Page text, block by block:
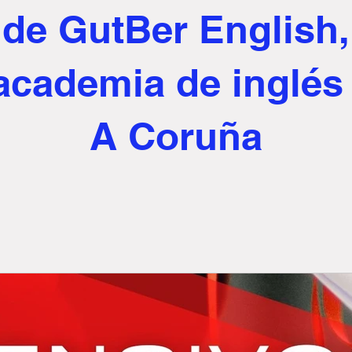
de GutBer English,
de
A Coruña